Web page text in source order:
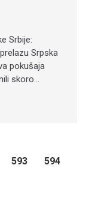
Srbije:
Srpska
pokušaja
skoro…
593
594